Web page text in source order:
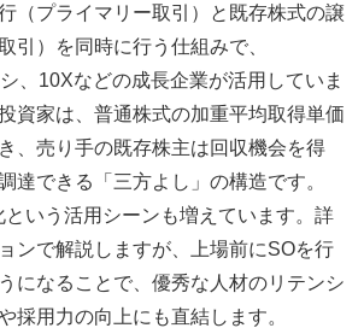
（プライマリー取引）と既存株式の譲
引）を同時に行う仕組みで、
、10Xなどの成長企業が活用していま
資家は、普通株式の加重平均取得単価
、売り手の既存株主は回収機会を得
達できる「三方よし」の構造です。
いう活用シーンも増えています。詳
ンで解説しますが、上場前にSOを行
になることで、優秀な人材のリテンシ
採用力の向上にも直結します。